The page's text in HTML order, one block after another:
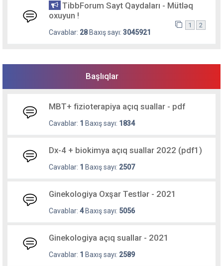
TibbForum Sayt Qaydaları - Mütləq
oxuyun !
Cavablar: 28Baxış sayı: 3045921
1 2
Başlıqlar
MBT+ fizioterapiya açıq suallar - pdf
Cavablar: 1 Baxış sayı: 1834
Dx-4 + biokimya açıq suallar 2022 (pdf1)
Cavablar: 1 Baxış sayı: 2507
Ginekologiya Oxşar Testlər - 2021
Cavablar: 4Baxış sayı: 5056
Ginekologiya açıq suallar - 2021
Cavablar: 1 Baxış sayı: 2589